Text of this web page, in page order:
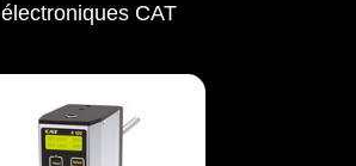
électroniques CAT